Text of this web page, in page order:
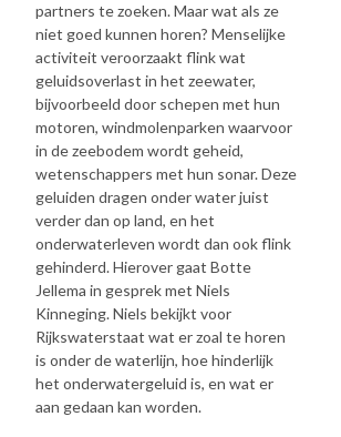
partners te zoeken. Maar wat als ze
niet goed kunnen horen? Menselijke
activiteit veroorzaakt flink wat
geluidsoverlast in het zeewater,
bijvoorbeeld door schepen met hun
motoren, windmolenparken waarvoor
in de zeebodem wordt geheid,
wetenschappers met hun sonar. Deze
geluiden dragen onder water juist
verder dan op land, en het
onderwaterleven wordt dan ook flink
gehinderd. Hierover gaat Botte
Jellema in gesprek met Niels
Kinneging. Niels bekijkt voor
Rijkswaterstaat wat er zoal te horen
is onder de waterlijn, hoe hinderlijk
het onderwatergeluid is, en wat er
aan gedaan kan worden.